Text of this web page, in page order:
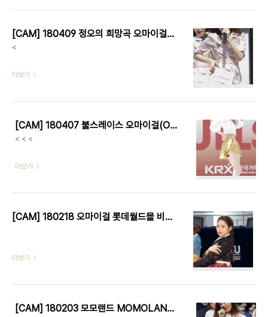
[CAM] 180409 정오의 희망곡 오마이걸(OH MY GIRL) 아린 by Harry
<
더보기
[CAM] 180407 불스레이스 오마이걸(OH MY GIRL) 아린 by Harry
< < <
더보기
[CAM] 180218 오마이걸 롯데월드몰 비밀정원 팬사인회 공연 by PIERCE
더보기
[CAM] 180203 모모랜드 MOMOLAND 분당 게릴라 공연 Part.2 by PIERCE